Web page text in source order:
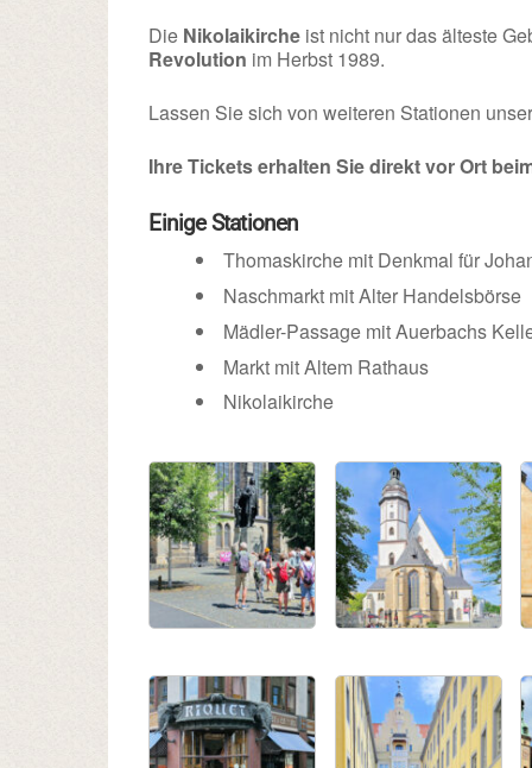
Die Nikolaikirche ist nicht nur das älteste
Revolution im Herbst 1989.
Lassen Sie sich von weiteren Stationen
Ihre Tickets erhalten Sie direkt vor Ort
Einige Stationen
Thomaskirche mit Denkmal für
Naschmarkt mit Alter Handelsbörse
Mädler-Passage mit Auerbachs
Markt mit Altem Rathaus
Nikolaikirche